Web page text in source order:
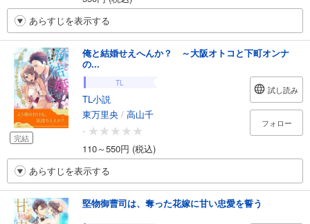
あらすじを表示する
完結
俺と結婚せえへんか？ ～大阪オトコと下町オンナ
の...
TL
TL小説
東万里央 / 高山千
-
110～550円 (税込)
試し読み
フォロー
あらすじを表示する
堅物御曹司は、奪った花嫁に甘い忠愛を誓う